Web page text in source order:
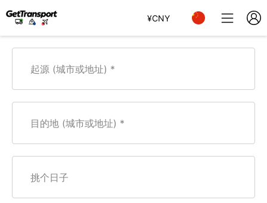
¥CNY
起源 (城市或地址)
目的地 (城市或地址)
挑个日子